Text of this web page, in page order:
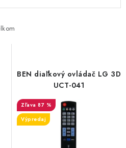
Časté otázky
BEN diaľkový ovládač LG 3D
UCT-041
87 %
Výpredaj